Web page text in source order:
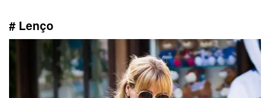
# Lenço